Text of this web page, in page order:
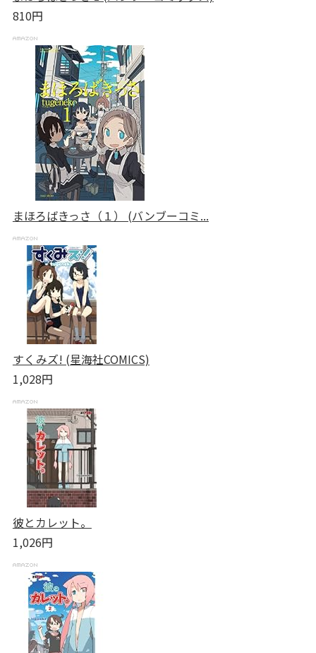
810円
まほろばきっさ（１） (バンブーコミ...
すくみズ! (星海社COMICS)
1,028円
彼とカレット。
1,026円